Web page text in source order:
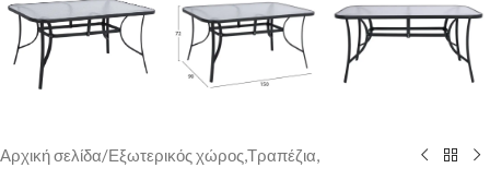
Αρχική σελίδα/Εξωτερικός χώρος,Τραπέζια,